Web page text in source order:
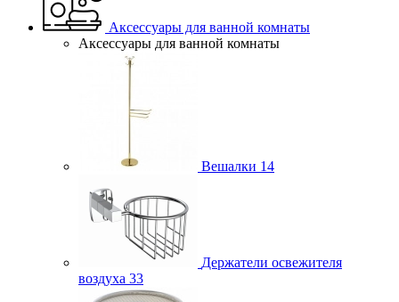
Аксессуары для ванной комнаты
Аксессуары для ванной комнаты
Вешалки 14
Держатели освежителя
воздуха 33